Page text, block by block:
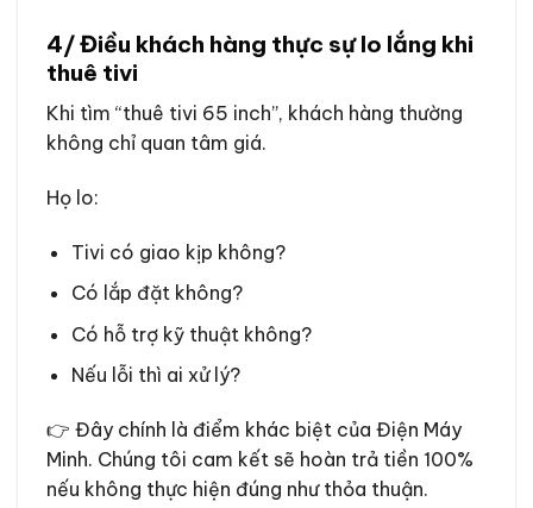
4/ Điều khách hàng thực sự lo lắng khi
thuê tivi
Khi tìm “thuê tivi 65 inch”, khách hàng thường
không chỉ quan tâm giá.
Họ lo:
Tivi có giao kịp không?
Có lắp đặt không?
Có hỗ trợ kỹ thuật không?
Nếu lỗi thì ai xử lý?
👉 Đây chính là điểm khác biệt của Điện Máy
Minh. Chúng tôi cam kết sẽ hoàn trả tiền 100%
nếu không thực hiện đúng như thỏa thuận.